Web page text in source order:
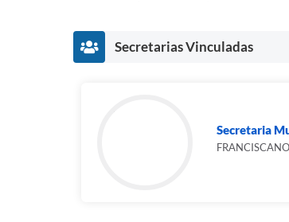
Secretarias Vinculadas
Secretaria